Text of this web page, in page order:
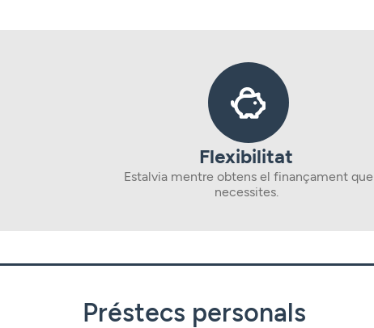
Flexibilitat
Estalvia mentre obtens el finançament que
necessites.
Préstecs personals